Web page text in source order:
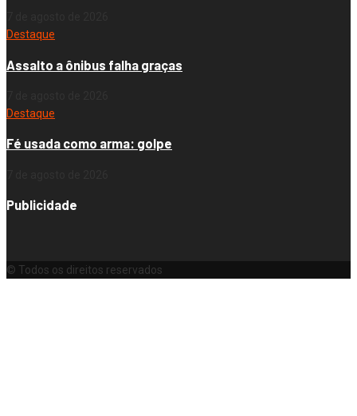
Destaque
Assalto a ônibus falha graças
Destaque
Fé usada como arma: golpe
Publicidade
© Todos os direitos reservados